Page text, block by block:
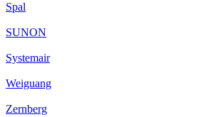
Spal
SUNON
Systemair
Weiguang
Zernberg